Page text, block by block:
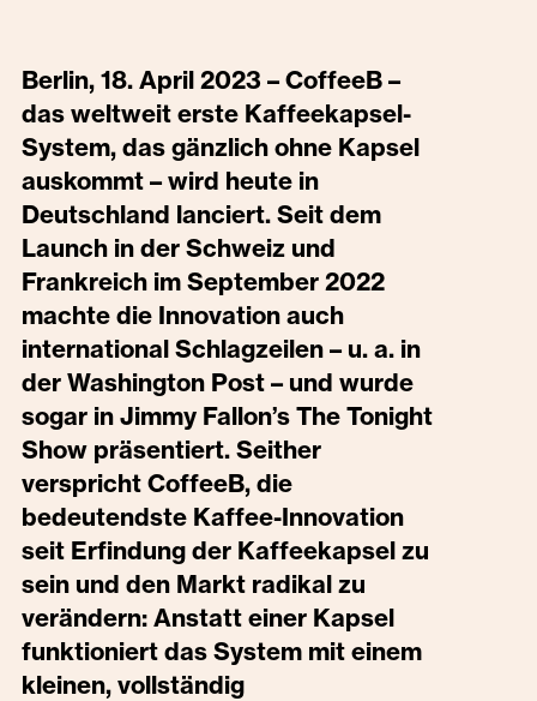
Berlin, 18. April 2023 – CoffeeB –
das weltweit erste Kaffeekapsel-
System, das gänzlich ohne Kapsel
auskommt – wird heute in
Deutschland lanciert. Seit dem
Launch in der Schweiz und
Frankreich im September 2022
machte die Innovation auch
international Schlagzeilen – u. a. in
der Washington Post – und wurde
sogar in Jimmy Fallon’s The Tonight
Show präsentiert. Seither
verspricht CoffeeB, die
bedeutendste Kaffee-Innovation
seit Erfindung der Kaffeekapsel zu
sein und den Markt radikal zu
verändern: Anstatt einer Kapsel
funktioniert das System mit einem
kleinen, vollständig